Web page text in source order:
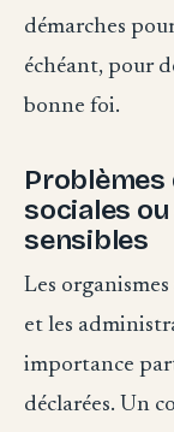
démarches
échéant, pour
bonne foi.
Problèmes
sociales
sensibles
Les
et les
importance
déclarées. Un